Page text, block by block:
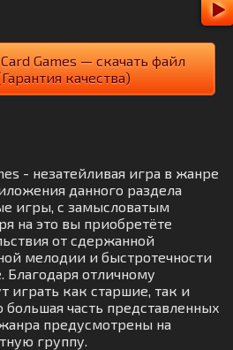
Games — скачать файл
качества)
- незатейливая игра в жанре
данного раздела
игры, с замысловатым
на это вы приобретёте
от сдержанной
мелодии и быстротечности
Благодаря отличному
играть как старшие, так и
часть представленных
предусмотрены на
группу.